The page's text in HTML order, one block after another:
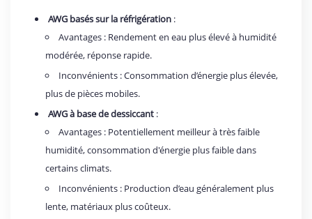
AWG basés sur la réfrigération :
Avantages : Rendement en eau plus élevé à humidité
modérée, réponse rapide.
Inconvénients : Consommation d’énergie plus élevée,
plus de pièces mobiles.
AWG à base de dessiccant :
Avantages : Potentiellement meilleur à très faible
humidité, consommation d'énergie plus faible dans
certains climats.
Inconvénients : Production d’eau généralement plus
lente, matériaux plus coûteux.